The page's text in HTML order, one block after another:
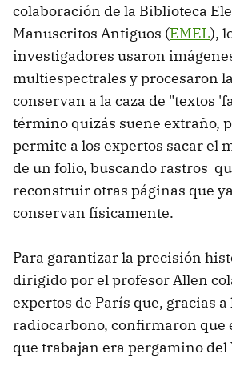
colaboración de la Biblioteca
Manuscritos Antiguos (EMEL),
investigadores usaron
multiespectrales y procesaron
conservan a la caza de "textos
término quizás suene extraño,
permite a los expertos sacar el
de un folio, buscando rastros
reconstruir otras páginas que
conservan físicamente.
Para garantizar la precisión
dirigido por el profesor Allen
expertos de París que, gracias
radiocarbono, confirmaron que
que trabajan era pergamino del